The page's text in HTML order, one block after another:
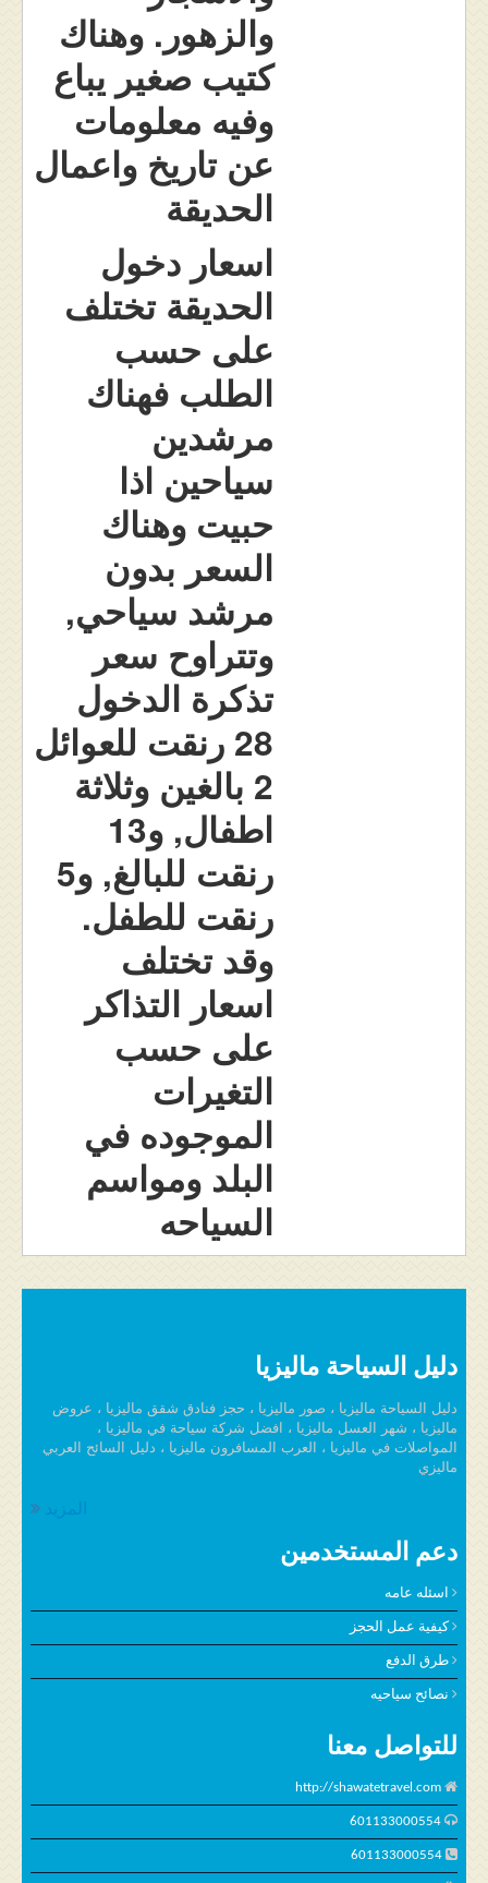
والزهور. وهناك
كتيب صغير يباع
وفيه معلومات
عن تاريخ واعمال
الحديقة
اسعار دخول
الحديقة تختلف
على حسب
الطلب فهناك
مرشدين
سياحين اذا
حبيت وهناك
السعر بدون
مرشد سياحي,
وتتراوح سعر
تذكرة الدخول
28 رنقت للعوائل
2 بالغين وثلاثة
اطفال, و13
رنقت للبالغ, و5
رنقت للطفل.
وقد تختلف
اسعار التذاكر
على حسب
التغيرات
الموجوده في
البلد ومواسم
السياحه
دليل السياحة ماليزيا
دليل السياحة ماليزيا ، صور ماليزيا ، حجز فنادق شقق ماليزيا ، عروض
ماليزيا ، شهر العسل ماليزيا ، افضل شركة سياحة في ماليزيا ،
المواصلات في ماليزيا ، العرب المسافرون ماليزيا ، دليل السائح العربي
ماليزي
المزيد
دعم المستخدمين
اسئله عامه
كيفية عمل الحجز
طرق الدفع
نصائح سياحيه
للتواصل معنا
http://shawatetravel.com
601133000554
601133000554